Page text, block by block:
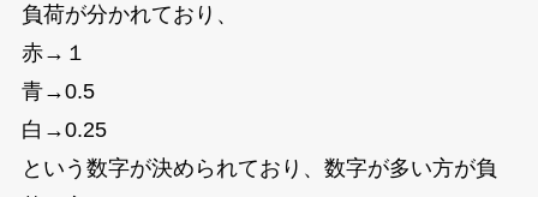
負荷が分かれており、
赤→１
青→0.5
白→0.25
という数字が決められており、数字が多い方が負